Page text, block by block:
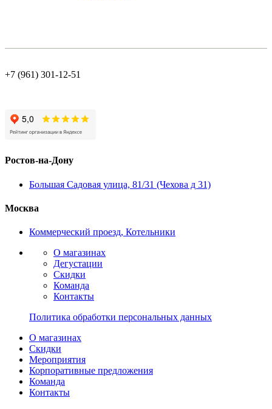
+7 (961) 301-12-51
Ростов-на-Дону
Большая Садовая улица, 81/31 (Чехова д 31)
Москва
Коммерческий проезд, Котельники
О магазинах
Дегустации
Скидки
Команда
Контакты
Политика обработки персональных данных
О магазинах
Скидки
Мероприятия
Корпоративные предложения
Команда
Контакты